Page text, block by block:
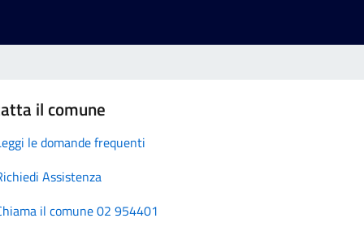
il comune
le domande frequenti
Assistenza
il comune 02 954401